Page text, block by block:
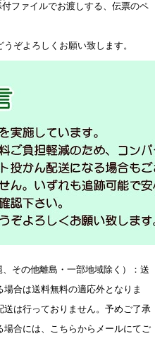
ファイルでお渡しする、伝票のペ
ぞよろしくお願い致します。
その他離島・一部地域除く）：送
合は送料無料の適応外となりま
は行っておりません。予めご了承
合には、こちらからメールにてご